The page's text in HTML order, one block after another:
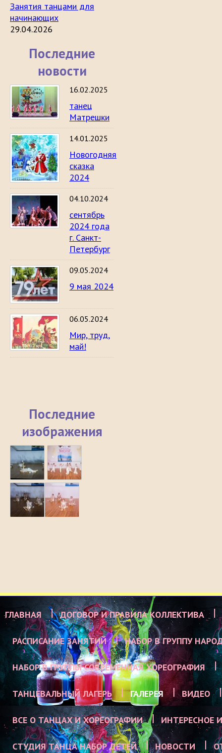
Занятия танцами для
начинающих
29.04.2026
Последние
новости
16.02.2025
танец
Матрешки
14.01.2025
Новогодняя
сказка
2024
04.10.2024
сентябрь
2024 года
г. Санкт-
Петербург
09.05.2024
9 мая 2024
06.05.2024
Мир, труд,
май!
Последние
изображения
ГЛАВНАЯ ДОГОВОР И ПРАВИЛА КОЛЛЕКТИВА
РАСПИСАНИЕ ЗАНЯТИЙ НАБОР В ГРУППУ
НАБОР В ГРУППЫ СОВРЕМЕННАЯ ХОРЕОГРАФИЯ
ТАНЦЕВАЛЬНЫЙ ЛАГЕРЬ ГАЛЕРЕЯ ВИДЕО
ВСЕ О ТАНЦАХ И ХОРЕОГРАФИИ ИНТЕРЕСНОЕ
СТУДИЯ ТАНЦА НАБОР ДЕТЕЙ НОВОСТИ